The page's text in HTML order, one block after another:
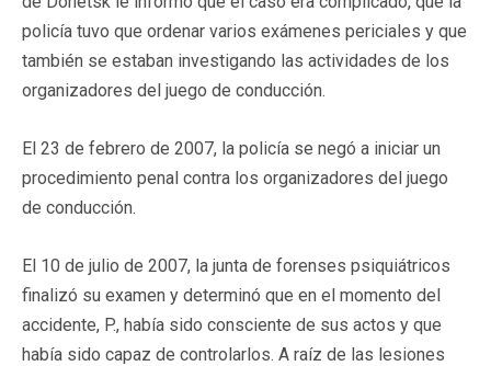
policía tuvo que ordenar varios exámenes periciales y que
también se estaban investigando las actividades de los
organizadores del juego de conducción.
El 23 de febrero de 2007, la policía se negó a iniciar un
procedimiento penal contra los organizadores del juego
de conducción.
El 10 de julio de 2007, la junta de forenses psiquiátricos
finalizó su examen y determinó que en el momento del
accidente, P., había sido consciente de sus actos y que
había sido capaz de controlarlos. A raíz de las lesiones